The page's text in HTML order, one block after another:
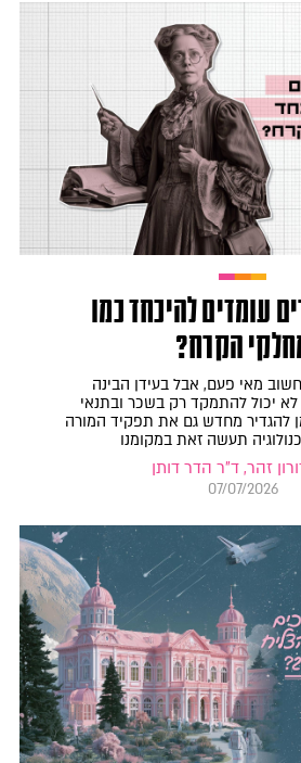
עומדים להיכחד כמו
הקרח?
מאי פעם, אבל בעידן הבינה
יכול להתמקד רק בשכר ובתנאי
להגדיר מחדש גם את תפקיד המורה
תעשה זאת במקומנו
זהר, ד"ר הדר דותן
07/07/2026